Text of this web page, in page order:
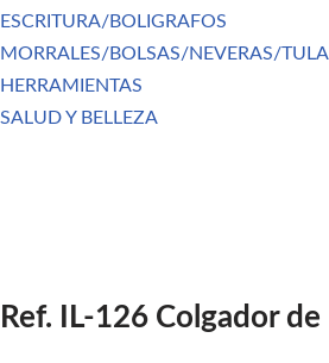
ESCRITURA/BOLIGRAFOS
MORRALES/BOLSAS/NEVERAS/
HERRAMIENTAS
SALUD Y BELLEZA
Ref. IL-126 Colgador